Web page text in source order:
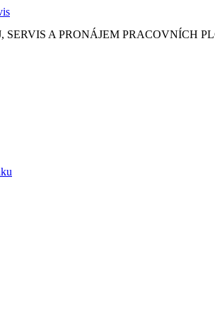
SERVIS A PRONÁJEM PRACOVNÍCH